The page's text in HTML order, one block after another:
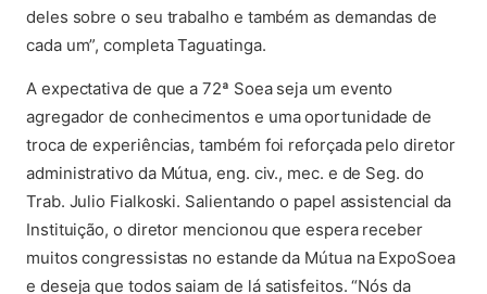
deles sobre o seu trabalho e também as demandas de
cada um”, completa Taguatinga.
A expectativa de que a 72ª Soea seja um evento
agregador de conhecimentos e uma oportunidade de
troca de experiências, também foi reforçada pelo diretor
administrativo da Mútua, eng. civ., mec. e de Seg. do
Trab. Julio Fialkoski. Salientando o papel assistencial da
Instituição, o diretor mencionou que espera receber
muitos congressistas no estande da Mútua na ExpoSoea
e deseja que todos saiam de lá satisfeitos. “Nós da